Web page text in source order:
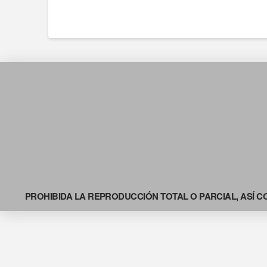
PROHIBIDA LA REPRODUCCIÓN TOTAL O PARCIAL, ASÍ